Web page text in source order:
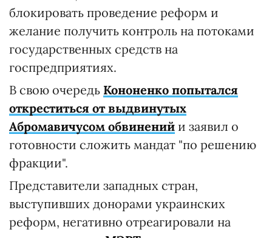
блокировать проведение реформ и
желание получить контроль на потоками
государственных средств на
госпредприятиях.
В свою очередь Кононенко попытался
откреститься от выдвинутых
Абромавичусом обвинений и заявил о
готовности сложить мандат "по решению
фракции".
Представители западных стран,
выступивших донорами украинских
реформ, негативно отреагировали на